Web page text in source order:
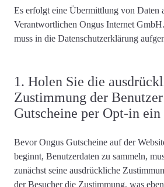
Es erfolgt eine Übermittlung von Daten
Verantwortlichen Ongus Internet
muss in die Datenschutzerklärung
1. Holen Sie die
Zustimmung der
Gutscheine per Opt-in ein
Bevor Ongus Gutscheine auf der
beginnt, Benutzerdaten zu sammeln,
zunächst seine ausdrückliche
der Besucher die Zustimmung, was